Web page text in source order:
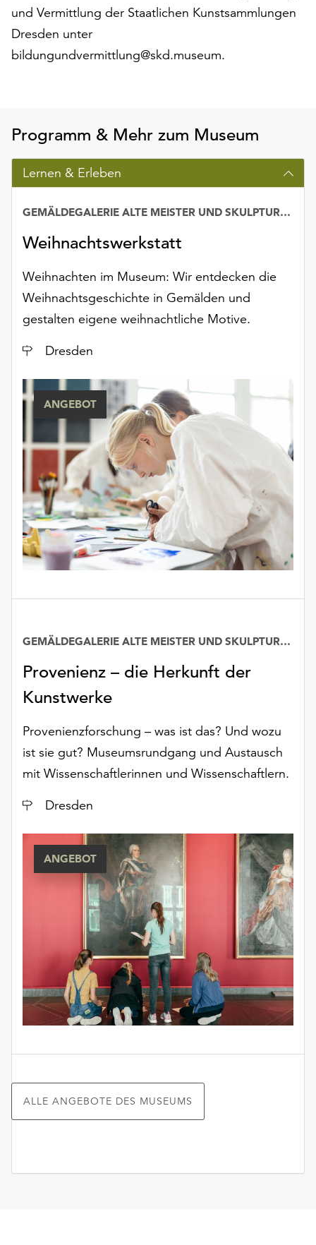
und Vermittlung der Staatlichen Kunstsammlungen
Dresden unter
bildungundvermittlung@skd.museum.
Programm & Mehr zum Museum
Lernen & Erleben
Weihnachtswerkstatt
GEMÄLDEGALERIE ALTE MEISTER UND SKULPTURENSAMMLUNG BIS 1800
Weihnachten im Museum: Wir entdecken die
Weihnachtsgeschichte in Gemälden und
gestalten eigene weihnachtliche Motive.
Ort
Dresden
ANGEBOT
Provenienz – die Herkunft der
Kunstwerke
GEMÄLDEGALERIE ALTE MEISTER UND SKULPTURENSAMMLUNG BIS 1800
Provenienzforschung – was ist das? Und wozu
ist sie gut? Museumsrundgang und Austausch
mit Wissenschaftlerinnen und Wissenschaftlern.
Ort
Dresden
ANGEBOT
ALLE ANGEBOTE DES MUSEUMS